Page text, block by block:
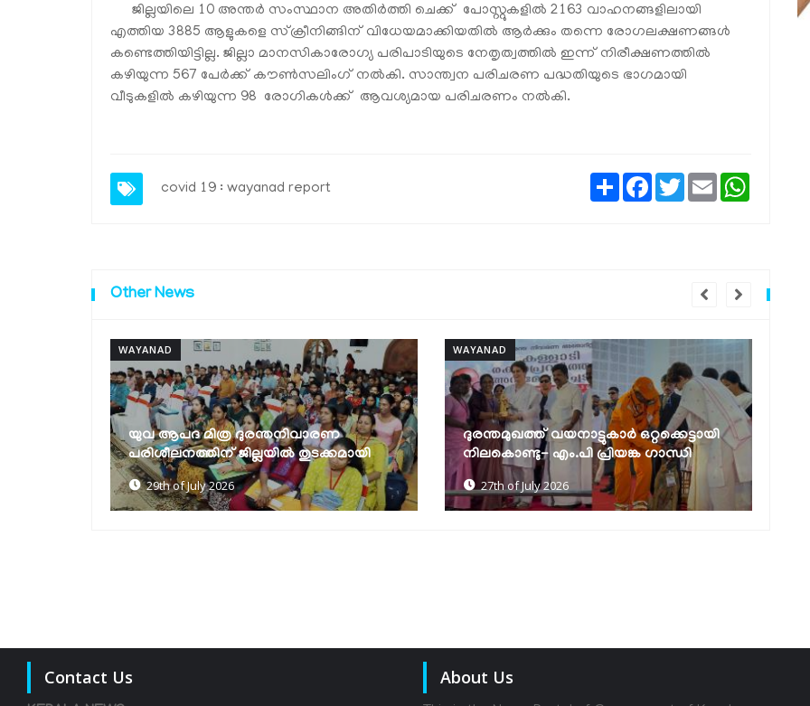
ജില്ലയിലെ 10 അന്തര്‍ സംസ്ഥാന അതിര്‍ത്തി ചെക്ക് പോസ്റ്റുകളില്‍ 2163 വാഹനങ്ങളിലായി
എത്തിയ 3885 ആളുകളെ സ്‌ക്രീനിങ്ങിന് വിധേയമാക്കിയതില്‍ ആര്‍ക്കും തന്നെ രോഗലക്ഷണങ്ങള്‍
കണ്ടെത്തിയിട്ടില്ല. ജില്ലാ മാനസികാരോഗ്യ പരിപാടിയുടെ നേതൃത്വത്തില്‍ ഇന്ന് നിരീക്ഷണത്തില്‍
കഴിയുന്ന 567 പേര്‍ക്ക് കൗണ്‍സലിംഗ് നല്‍കി. സാന്ത്വന പരിചരണ പദ്ധതിയുടെ ഭാഗമായി
വീടുകളില്‍ കഴിയുന്ന 98 രോഗികള്‍ക്ക് ആവശ്യമായ പരിചരണം നല്‍കി.
covid 19 : wayanad report
ShareFacebook
TwitterEmail
Other News
WAYANAD
ദുരന്തമുഖത്ത് വയനാട്ടുകാര്‍ ഒറ്റക്കെട്ടായി
നിലകൊണ്ടു- എം.പി പ്രിയങ്ക ഗാന്ധി
27th of July 2026
WAYANAD
കനിപ്പന്തൽ പദ്ധതിക്ക്
സംസ്ഥാനതലത്തിൽ തുടക്കമായി
18th of July 2026
Contact Us About Us